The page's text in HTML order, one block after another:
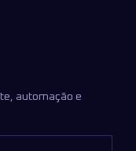
automação e